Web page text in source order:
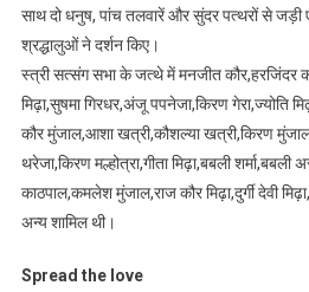
साथ दो धनुष, पांच तलवारें और सुंदर पत्थरों से
श्रद्धालुओं ने दर्शन किए।
स्त्री सत्संग सभा के जत्थे में मनजीत कौर,हरजिंदर
मिढ़ा,सुषमा गिरधर,अंजू पपनेजा,किरण गेरा,ज्योति
कौर मुंजाल,आशा खत्री,कौशल्या खत्री,किरण
थरेजा,किरण मल्होत्रा,गीता मिढ़ा,बबली शर्मा,बबली
काठपाल,कमलेश मुंजाल,राज कौर मिढ़ा,दुर्गी देवी
अन्य शामिल थी।
Spread the love